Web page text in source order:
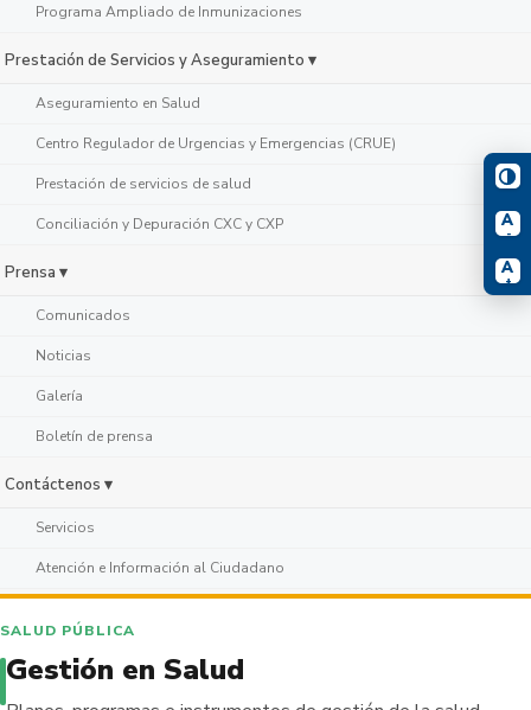
Programa Ampliado de Inmunizaciones
Prestación de Servicios y Aseguramiento ▾
Aseguramiento en Salud
Centro Regulador de Urgencias y Emergencias (CRUE)
Prestación de servicios de salud
Conciliación y Depuración CXC y CXP
Prensa ▾
Comunicados
Noticias
Galería
Boletín de prensa
Contáctenos ▾
Servicios
Atención e Información al Ciudadano
A
-
A
+
SALUD PÚBLICA
Gestión en Salud